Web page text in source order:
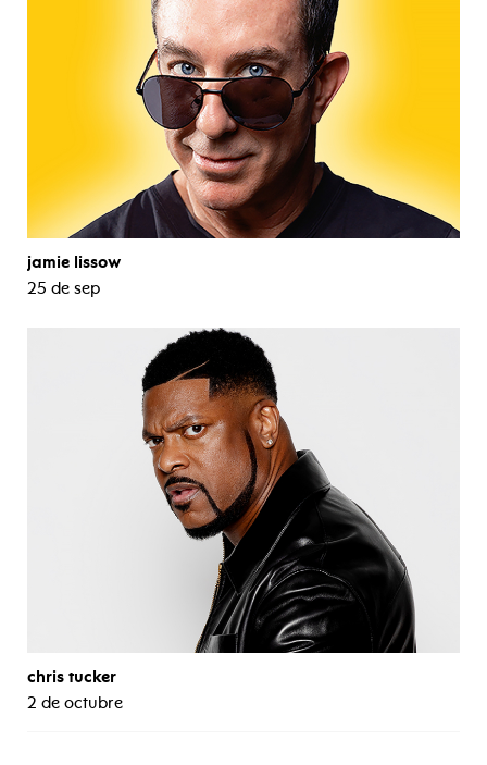
jamie lissow
25 de sep
chris tucker
2 de octubre